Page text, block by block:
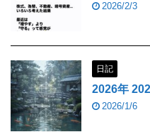
2026/2/3
日記
2026年
2026/1/6